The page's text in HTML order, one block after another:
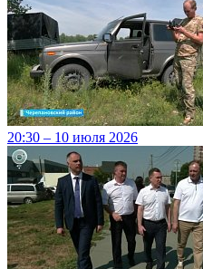
20:30 – 10 июля 2026